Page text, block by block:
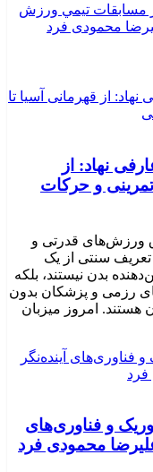
مسابقات تیمي ورزش
محمودی فرد
نهاد: از
و حرکات
ورزش‌های قدرتی و
سنتی از یک
بدن نیستند، بلکه
رزمی و پزشکان بدون
امروز میزبان
و فناوری‌های
محمودی فرد